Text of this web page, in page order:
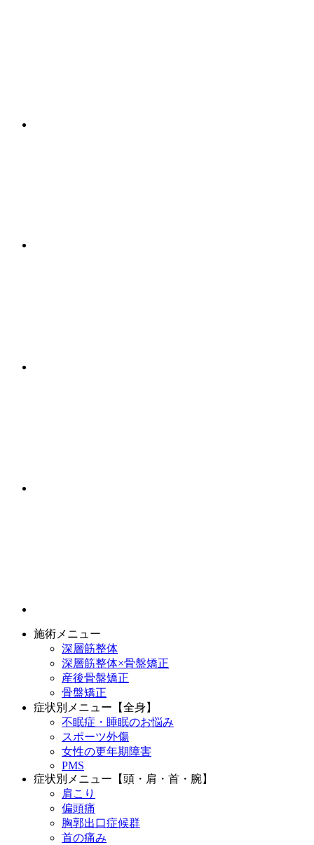
施術メニュー
深層筋整体
深層筋整体×骨盤矯正
産後骨盤矯正
骨盤矯正
症状別メニュー【全身】
不眠症・睡眠のお悩み
スポーツ外傷
女性の更年期障害
PMS
症状別メニュー【頭・肩・首・腕】
肩こり
偏頭痛
胸郭出口症候群
首の痛み